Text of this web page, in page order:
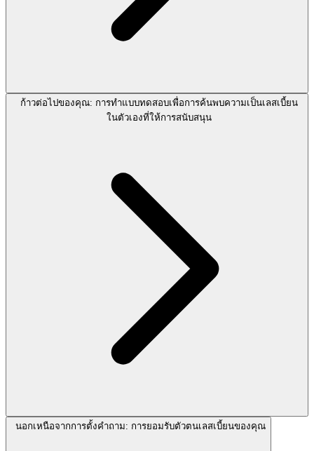
ก้าวต่อไปของคุณ: การทำแบบทดสอบเพื่อการค้นพบความเป็นเลสเบี้ยน
ในตัวเองที่ให้การสนับสนุน
นอกเหนือจากการตั้งคำถาม: การยอมรับตัวตนเลสเบี้ยนของคุณ